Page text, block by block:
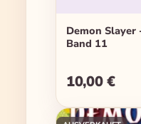
Demon Slayer
Band 11
Regulärer
10,00 €